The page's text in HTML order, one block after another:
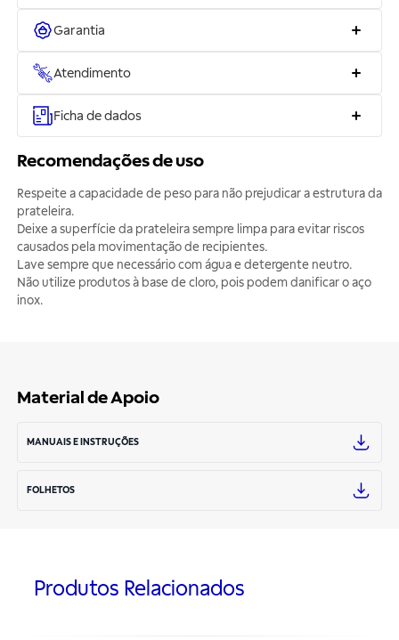
Garantia
Atendimento
Ficha de dados
Recomendações de uso
Respeite a capacidade de peso para não prejudicar a estrutura da
prateleira.
Deixe a superfície da prateleira sempre limpa para evitar riscos
causados pela movimentação de recipientes.
Lave sempre que necessário com água e detergente neutro.
Não utilize produtos à base de cloro, pois podem danificar o aço
inox.
Material de Apoio
MANUAIS E INSTRUÇÕES
FOLHETOS
Produtos Relacionados